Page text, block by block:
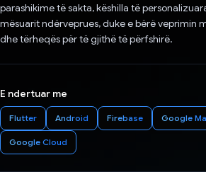
parashikime të sakta, këshilla të
mësuarit ndërveprues, duke e bërë veprimin
dhe tërheqës për të gjithë të përfshirë.
E ndertuar me
Flutter Android Firebase Google
Google Cloud